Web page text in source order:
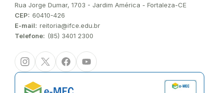
Endereço:
Rua Jorge Dumar, 1703 - Jardim América - Fortaleza-CE
CEP: 60410-426
E-mail: reitoria@ifce.edu.br
Telefone: (85) 3401 2300
InstagramTwitter/XFacebookYoutube